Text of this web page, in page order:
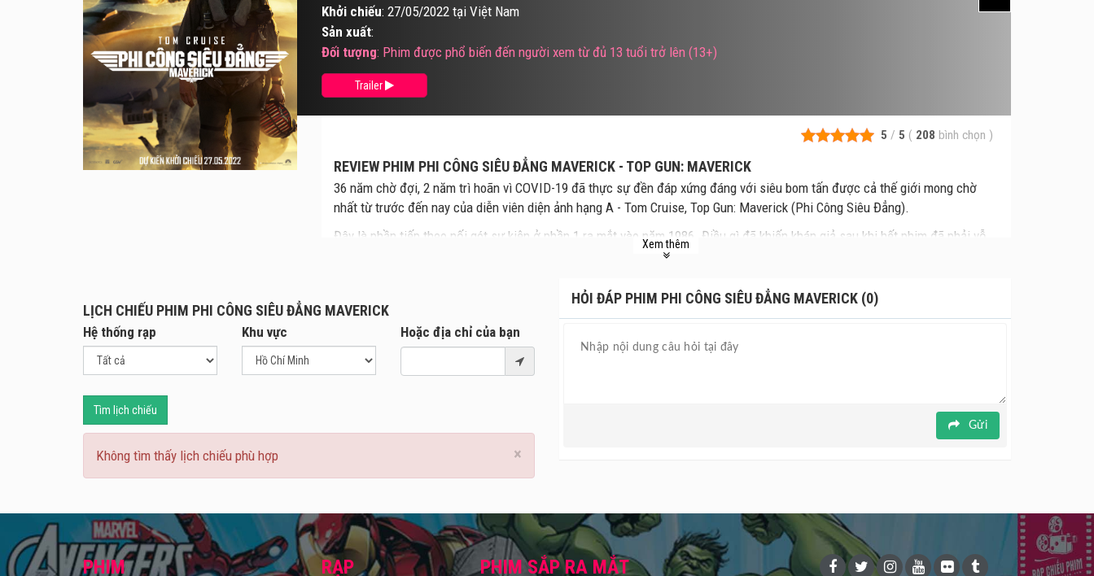
5 / 5 ( 208 bình chọn )
REVIEW PHIM PHI CÔNG SIÊU ĐẲNG MAVERICK - TOP GUN: MAVERICK
36 năm chờ đợi, 2 năm trì hoãn vì COVID-19 đã thực sự đền đáp xứng đáng với siêu bom tấn được cả thế giới mong chờ
nhất từ trước đến nay của diễn viên diện ảnh hạng A - Tom Cruise, Top Gun: Maverick (Phi Công Siêu Đẳng).
Đây là phần tiếp theo nối gót sự kiện ở phần 1 ra mắt vào năm 1986. Điều gì đã khiến khán giả sau khi hết phim đã phải vỗ
Xem thêm
Khởi chiếu: 27/05/2022 tại Việt Nam
Sản xuất:
Đối tượng: Phim được phổ biến đến người xem từ đủ 13 tuổi trở lên (13+)
Trailer
LỊCH CHIẾU PHIM PHI CÔNG SIÊU ĐẲNG MAVERICK
Hệ thống rạp Khu vực Hoặc địa chỉ của bạn
Tìm lịch chiếu
×
Không tìm thấy lịch chiếu phù hợp
HỎI ĐÁP PHIM PHI CÔNG SIÊU ĐẲNG MAVERICK (0)
Gửi
PHIM RẠP PHIM SẮP RA MẮT